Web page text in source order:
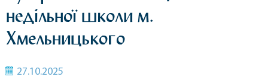
недільної школи м.
Хмельницького
27.10.2025